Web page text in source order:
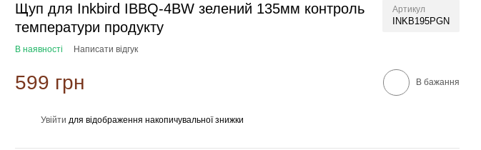
Щуп для Inkbird IBBQ-4BW зелений 135мм контроль
температури продукту
Артикул
INKB195PGN
В наявності Написати відгук
599 грн В бажання
Увійти для відображення накопичувальної знижки